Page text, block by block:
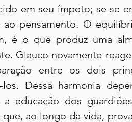
em seu ímpeto; se se
pensamento. O
é o que produz uma
Glauco novamente
entre os dois
los. Dessa harmonia
educação dos
ao longo da vida,